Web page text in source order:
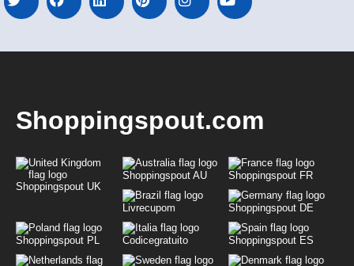
Shoppingspout.com
Shoppingspout UK
Shoppingspout AU Shoppingspout FR
Livrecupom Shoppingspout DE
Shoppingspout PL Codicegratuito Shoppingspout ES